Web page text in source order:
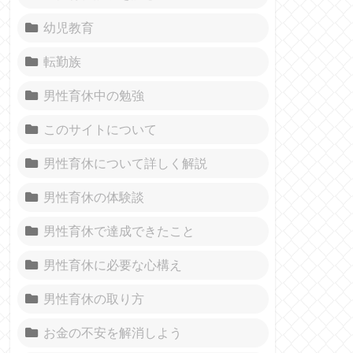
幼児教育
転勤族
男性育休中の勉強
このサイトについて
男性育休について詳しく解説
男性育休の体験談
男性育休で達成できたこと
男性育休に必要な心構え
男性育休の取り方
お金の不安を解消しよう